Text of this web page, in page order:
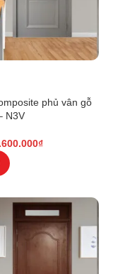
phủ vân gỗ
N3V
₫